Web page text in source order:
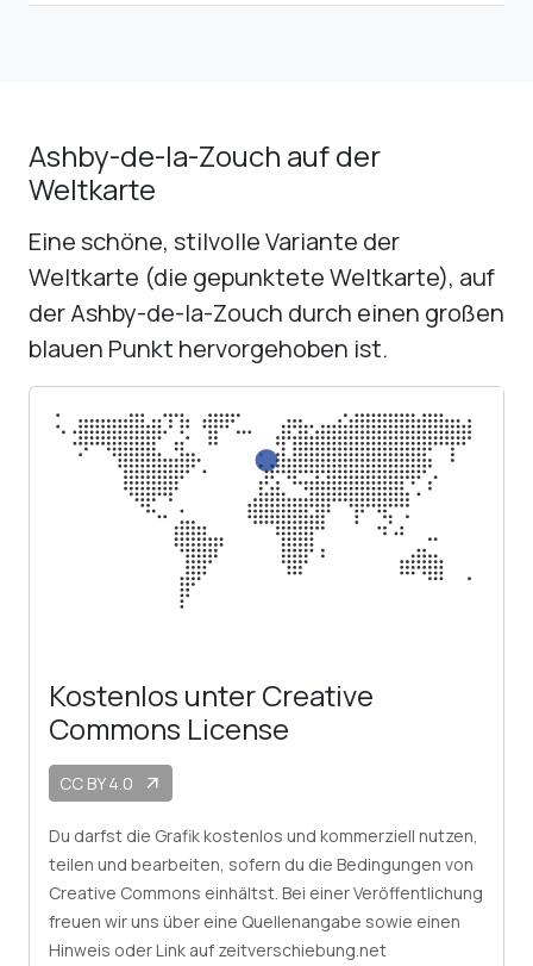
Ashby-de-la-Zouch auf der
Weltkarte
Eine schöne, stilvolle Variante der
Weltkarte (die gepunktete Weltkarte), auf
der Ashby-de-la-Zouch durch einen großen
blauen Punkt hervorgehoben ist.
Kostenlos unter Creative
Commons License
CC BY 4.0 arrow_outward
Du darfst die Grafik kostenlos und kommerziell nutzen,
teilen und bearbeiten, sofern du die Bedingungen von
Creative Commons einhältst. Bei einer Veröffentlichung
freuen wir uns über eine Quellenangabe sowie einen
Hinweis oder Link auf zeitverschiebung.net